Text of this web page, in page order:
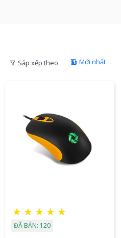
Sắp xếp theo Mới nhất
★ ★ ★ ★ ★
ĐÃ BÁN: 120